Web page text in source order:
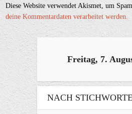
Diese Website verwendet Akismet, um
deine Kommentardaten verarbeitet werden.
Freitag, 7.
NACH